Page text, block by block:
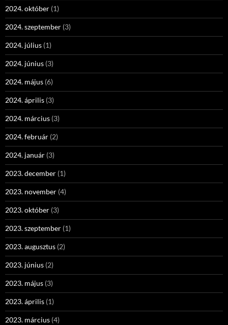
2024. október (1)
2024. szeptember (3)
2024. július (1)
2024. június (3)
2024. május (6)
2024. április (3)
2024. március (3)
2024. február (2)
2024. január (3)
2023. december (1)
2023. november (4)
2023. október (3)
2023. szeptember (1)
2023. augusztus (2)
2023. június (2)
2023. május (3)
2023. április (1)
2023. március (4)